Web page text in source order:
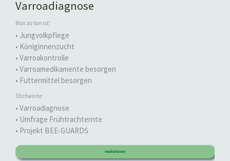
Varroadiagnose
Was zu tun ist:
• Jungvolkpflege
• Königinnenzucht
• Varroakontrolle
• Varroamedikamente besorgen
• Futtermittel besorgen
Stichworte:
• Varroadiagnose
• Umfrage Frühtrachternte
• Projekt BEE-GUARDS
weiterlesen